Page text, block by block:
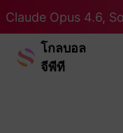
Claude Opus 4.6,
โกลบอล
จีพีที